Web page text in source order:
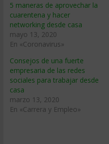
5 maneras de aprovechar la
cuarentena y hacer
networking desde casa
mayo 13, 2020
En «Coronavirus»
Consejos de una fuerte
empresaria de las redes
sociales para trabajar desde
casa
marzo 13, 2020
En «Carrera y Empleo»